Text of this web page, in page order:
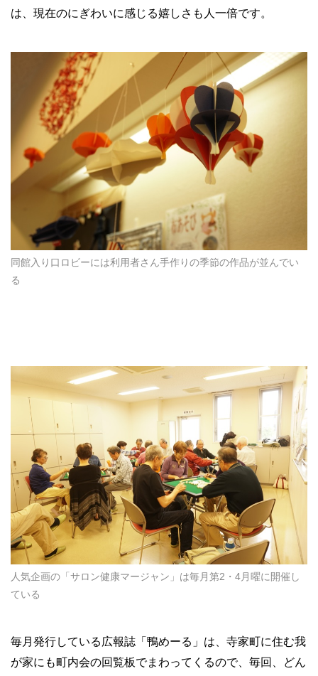
は、現在のにぎわいに感じる嬉しさも人一倍です。
同館入り口ロビーには利用者さん手作りの季節の作品が並んでい
る
人気企画の「サロン健康マージャン」は毎月第2・4月曜に開催し
ている
毎月発行している広報誌「鴨めーる」は、寺家町に住む我
が家にも町内会の回覧板でまわってくるので、毎回、どん